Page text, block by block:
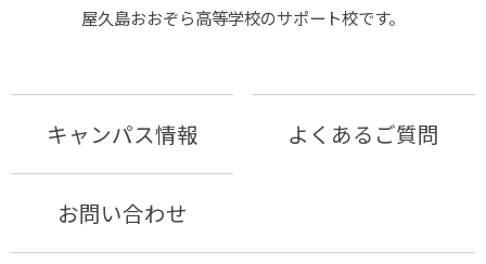
屋久島おおぞら⾼等学校のサポート校です。
キャンパス情報 よくあるご質問
お問い合わせ